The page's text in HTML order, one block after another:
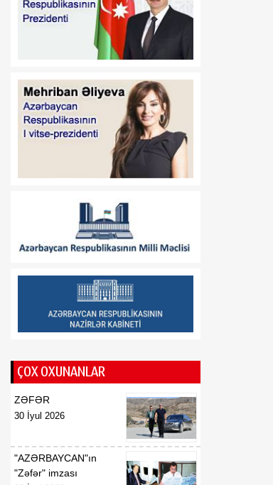
aksiyasında 400-ə yaxın
qadın müayinə olunub
Xocavənddə buldozerin
araşdırma aparılır
Prezident İlham Əliyev
Vaşinqton Zirvə
Görüşünün ildönümü
Prezidentinə məktub
21:15
08 Avqust
Vaşinqton görüşü
regionda inkişaf və
08 Avqust
Vaşinqton Bəyannaməsi –
işləyən sülh modeli
ÇOX OXUNANLAR
ZƏFƏR
30 İyul 2026
"AZƏRBAYCAN"ın
"Zəfər" imzası